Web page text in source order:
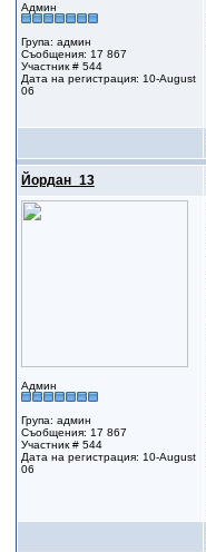
Админ
Група: админ
Съобщения: 17 867
Участник # 544
Дата на регистрация: 10-August
06
Йордан_13
Админ
Група: админ
Съобщения: 17 867
Участник # 544
Дата на регистрация: 10-August
06